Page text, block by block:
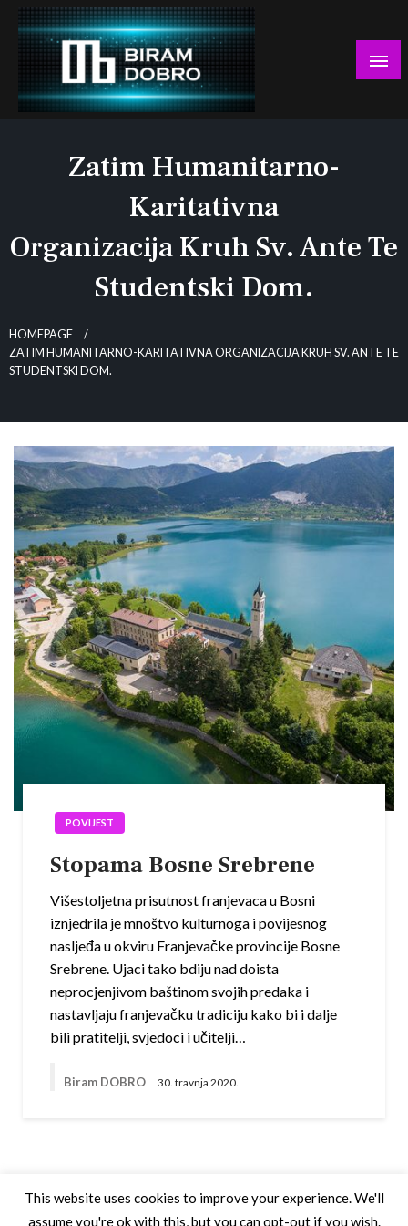
Skip
content
Zatim Humanitarno-
Karitativna
Organizacija Kruh Sv. Ante Te
Studentski Dom.
HOMEPAGE
ZATIM HUMANITARNO-KARITATIVNA ORGANIZACIJA KRUH SV. ANTE TE
STUDENTSKI DOM.
POVIJEST
Stopama Bosne Srebrene
Višestoljetna prisutnost franjevaca u Bosni
iznjedrila je mnoštvo kulturnoga i povijesnog
nasljeđa u okviru Franjevačke provincije Bosne
Srebrene. Ujaci tako bdiju nad doista
neprocjenjivom baštinom svojih predaka i
nastavljaju franjevačku tradiciju kako bi i dalje
bili pratitelji, svjedoci i učitelji…
Biram DOBRO 30. travnja 2020.
This website uses cookies to improve your experience. We'll
assume you're ok with this, but you can opt-out if you wish.